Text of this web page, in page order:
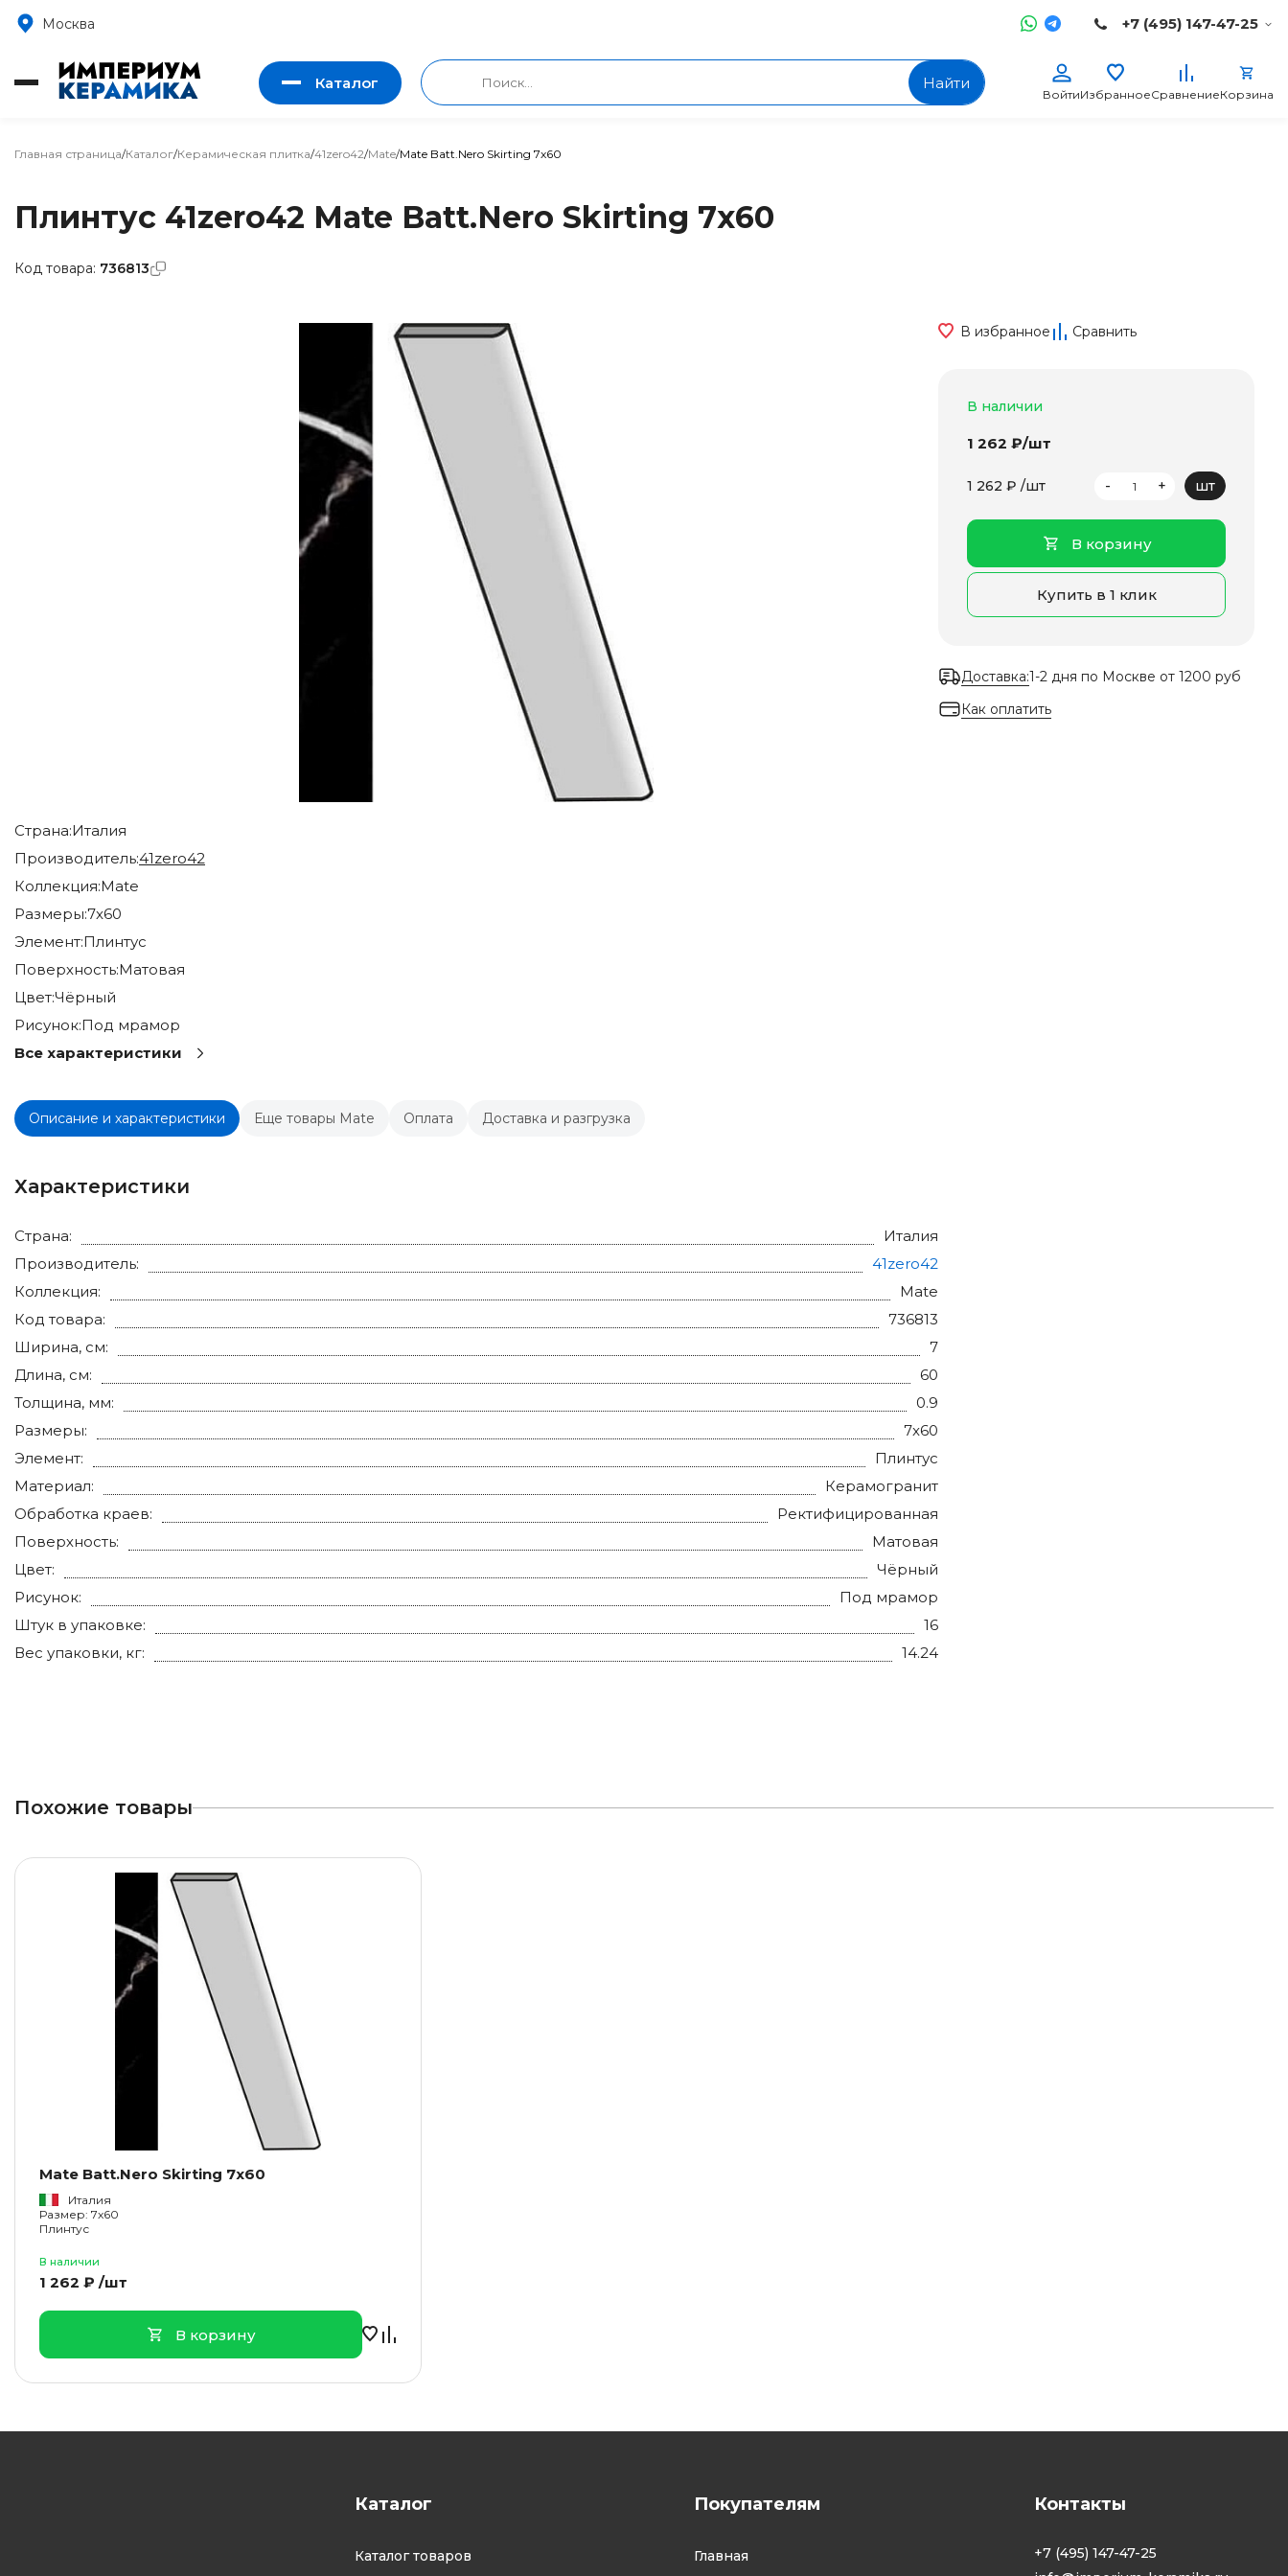
Москва +7 (495) 147-47-25
Каталог Найти
ВойтиИзбранноеСравнениеКорзина
Главная страница/Каталог/Керамическая плитка/41zero42/Mate/Mate Batt.Nero Skirting 7x60
Плинтус 41zero42 Mate Batt.Nero Skirting 7x60
Страна:Италия
Производитель:41zero42
Коллекция:Mate
Размеры:7x60
Элемент:Плинтус
Поверхность:Матовая
Цвет:Чёрный
Рисунок:Под мрамор
Все характеристики
Описание и характеристики Еще товары Mate Оплата Доставка и разгрузка
Характеристики
Страна:
Италия
Производитель:
41zero42
Коллекция:
Mate
Код товара:
736813
Ширина, см:
7
Длина, см:
60
Толщина, мм:
0.9
Размеры:
7x60
Элемент:
Плинтус
Материал:
Керамогранит
Обработка краев:
Ректифицированная
Поверхность:
Матовая
Цвет:
Чёрный
Рисунок:
Под мрамор
Штук в упаковке:
16
Вес упаковки, кг:
14.24
В избранное Сравнить
В наличии
1 262 ₽/шт
1 262 ₽ /шт - + шт
В корзину
Купить в 1 клик
Доставка:1-2 дня по Москве от 1200 руб
Как оплатить
Похожие товары
Mate Batt.Nero Skirting 7x60
Италия
Размер: 7x60
Плинтус
В наличии
1 262 ₽ /шт
В корзину
Код товара: 736813
Каталог
Каталог товаров
Покупателям
Главная
Контакты
+7 (495) 147-47-25